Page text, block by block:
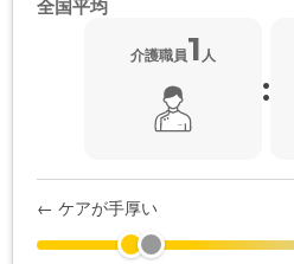
全国平均
介護職員1 人
:
← ケアが手厚い